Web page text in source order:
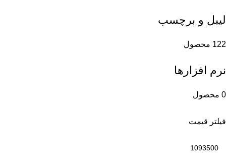
لیبل و برچسب
122 محصول
نرم افزارها
0 محصول
فیلتر قیمت